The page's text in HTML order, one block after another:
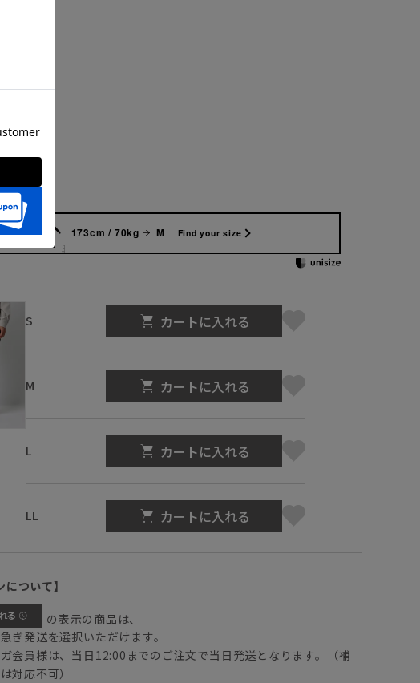
173cm / 70kg M Find your size
S カートに入れる
M カートに入れる
L カートに入れる
LL カートに入れる
について】
の表示の商品は、
ぎ発送を選択いただけます。
会員様は、当日12:00までのご注文で当日発送となります。（補
対応不可）